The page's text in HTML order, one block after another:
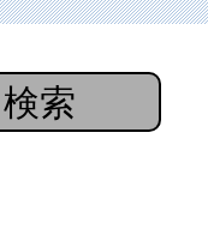
検索